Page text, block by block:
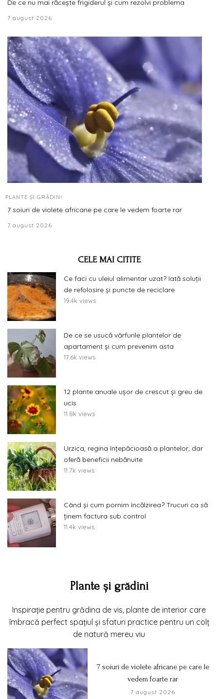
De ce nu mai răcește frigiderul și cum rezolvi problema
7 august 2026
PLANTE ȘI GRĂDINI
7 soiuri de violete africane pe care le vedem foarte rar
7 august 2026
CELE MAI CITITE
Ce faci cu uleiul alimentar uzat? Iată soluții
de refolosire și puncte de reciclare
19.4k views
De ce se usucă vârfurile plantelor de
apartament și cum prevenim asta
17.6k views
12 plante anuale ușor de crescut și greu de
ucis
11.8k views
Urzica, regina înțepăcioasă a plantelor, dar
oferă beneficii nebănuite
11.7k views
Când și cum pornim încălzirea? Trucuri ca să
ținem factura sub control
11.4k views
Plante și grădini
Inspirație pentru grădina de vis, plante de interior care
îmbracă perfect spațiul și sfaturi practice pentru un colț
de natură mereu viu
7 soiuri de violete africane pe care le
vedem foarte rar
7 august 2026